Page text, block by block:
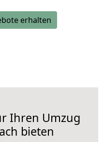
erhalten
Ihren Umzug
bieten